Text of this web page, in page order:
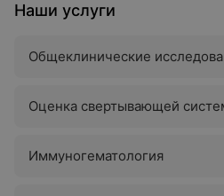
Наши услуги
Общеклинические
Оценка свертывающей
Иммуногематология